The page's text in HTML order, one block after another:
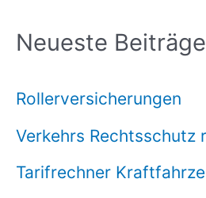
Neueste Beiträge
Rollerversicherungen
Verkehrs Rechtsschutz
Tarifrechner